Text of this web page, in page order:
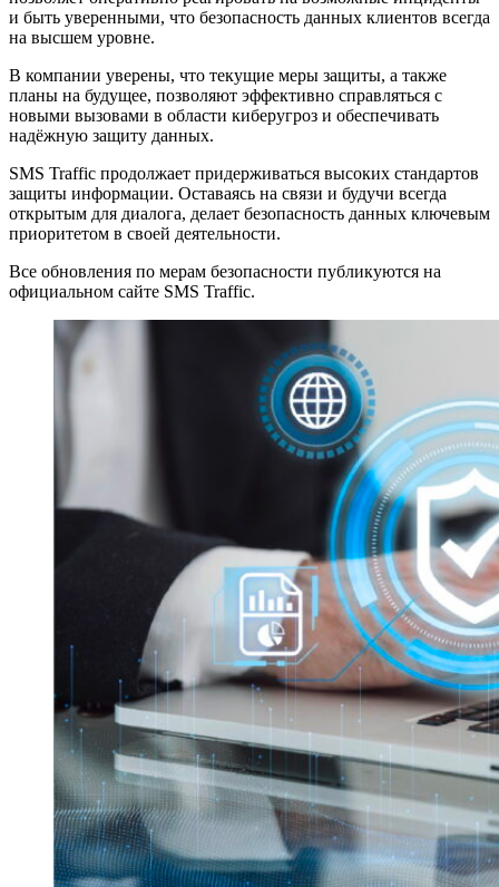
и быть уверенными, что безопасность данных клиентов всегда
на высшем уровне.
В компании уверены, что текущие меры защиты, а также
планы на будущее, позволяют эффективно справляться с
новыми вызовами в области киберугроз и обеспечивать
надёжную защиту данных.
SMS Traffic продолжает придерживаться высоких стандартов
защиты информации. Оставаясь на связи и будучи всегда
открытым для диалога, делает безопасность данных ключевым
приоритетом в своей деятельности.
Все обновления по мерам безопасности публикуются на
официальном сайте SMS Traffic.